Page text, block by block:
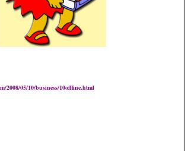
2008/05/10/business/10offline.html